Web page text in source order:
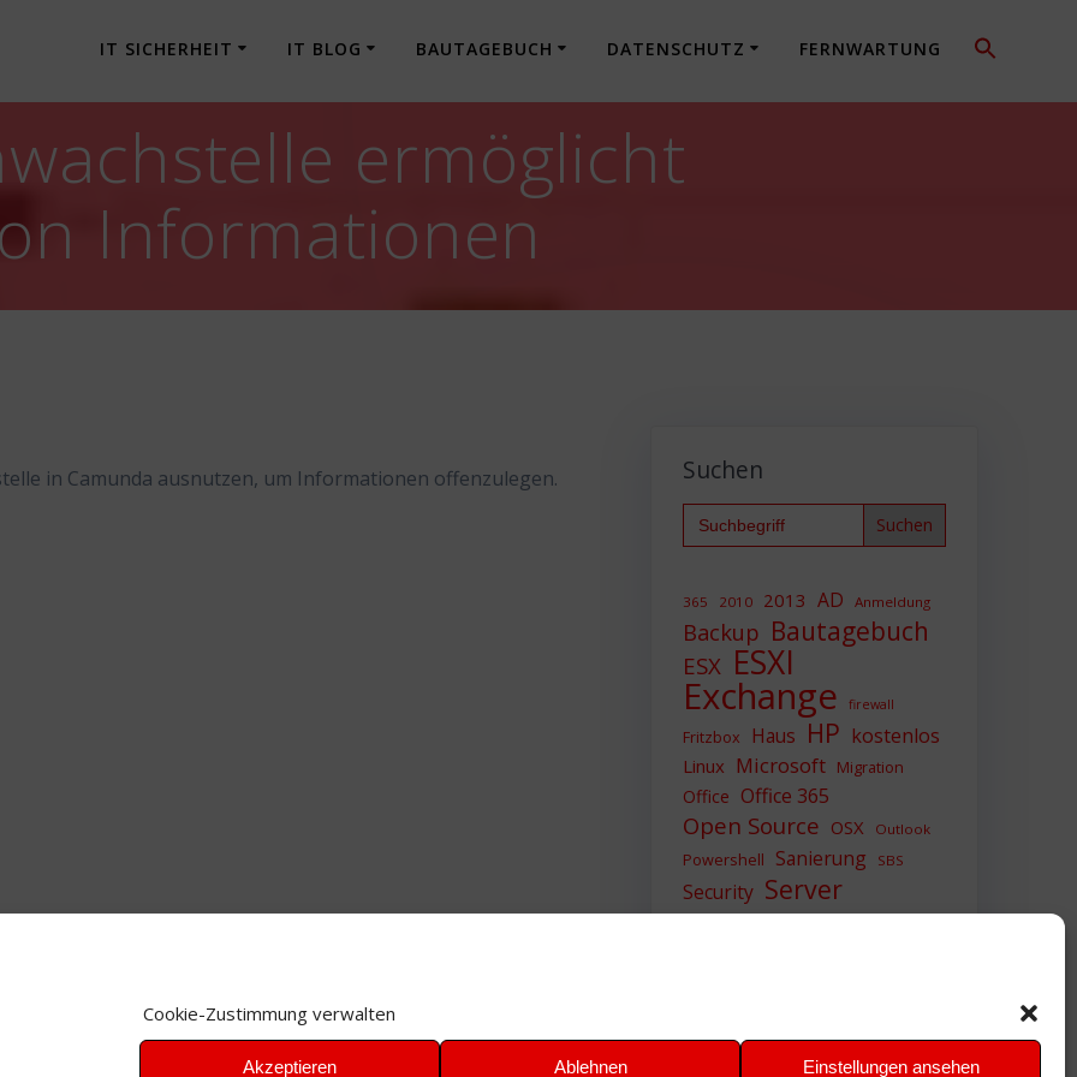
Cookie-Zustimmung verwalten
Akzeptieren Ablehnen Einstellungen ansehen
IT SICHERHEIT IT BLOG BAUTAGEBUCH DATENSCHUTZ FERNWARTUNG
ermöglicht
Informationen
in Camunda ausnutzen, um Informationen offenzulegen. Suchen
Search
for:
365 2010 2013 AD Anmeldung
Backup Bautagebuch
ESX ESXI
Exchange firewall
Fritzbox Haus HP kostenlos
Linux Microsoft Migration
Office Office 365
Open Source OSX Outlook
Powershell Sanierung SBS
Security Server
Sicherheit SIEM
VMWare VPN WAZUH